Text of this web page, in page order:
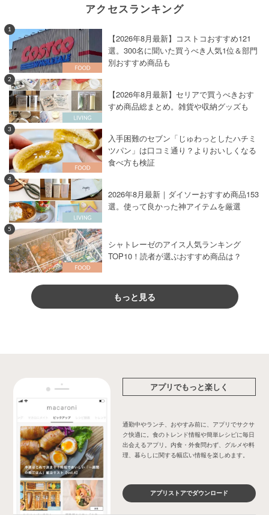
アクセスランキング
1
【2026年8月最新】コストコおすすめ121
選。300名に聞いた買うべき人気1位＆部門
別おすすめ商品も
2
【2026年8月最新】セリアで買うべきおす
すめ商品総まとめ。雑貨や収納グッズも
3
入手困難のセブン「じゅわっとしたハチミ
ツパン」は口コミ通り？よりおいしくなる
食べ方も検証
4
2026年8月最新｜ダイソーおすすめ商品153
選。使って良かった神アイテムを厳選
5
シャトレーゼのアイス人気ランキング
TOP10！読者が選ぶおすすめ商品は？
もっと見る
アプリでもっと楽しく
通勤中やランチ、おやすみ前に、アプリでサクサ
ク快適に。食のトレンド情報や簡単レシピに毎日
出会えるアプリ。内食・外食問わず、グルメや料
理、暮らしに関する幅広い情報を楽しめます。
アプリストアでダウンロード